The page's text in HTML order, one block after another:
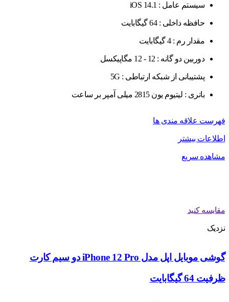
سیستم عامل : iOS 14.1
حافظه داخلی : 64 گیگابایت
مقدار رم : 4 گیگابایت
دوربین دو گانه : 12 - 12 مگاپیکسل
پشتیبانی از شبکه ارتباطی : 5G
باتری : لیتیوم یون 2815 میلی آمپر بر ساعت
فهرست علاقه مندی ها
اطلاعات بیشتر
مشاهده سریع
مقایسه کنید
نزدیک
گوشی موبایل اپل مدل iPhone 12 Pro دو سیم‌ کارت
ظرفیت 64 گیگابایت